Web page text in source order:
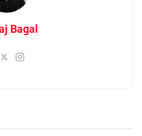
Bagal